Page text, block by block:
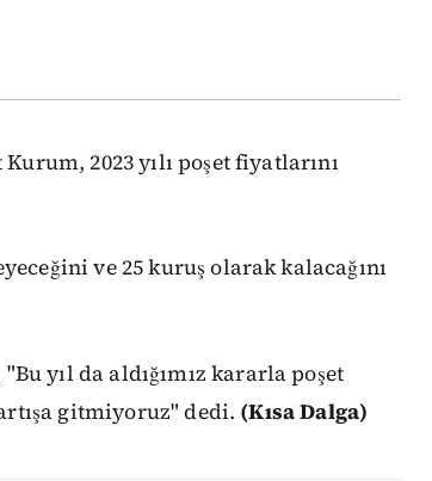
2023 yılı poşet fiyatlarını
ve 25 kuruş olarak kalacağını
yıl da aldığımız kararla poşet
gitmiyoruz" dedi. (Kısa Dalga)